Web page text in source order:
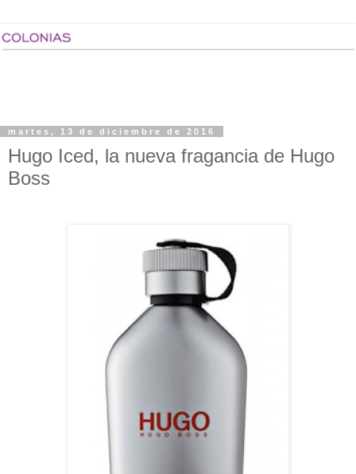
martes, 13 de diciembre de 2016
Hugo Iced, la nueva fragancia de Hugo
Boss